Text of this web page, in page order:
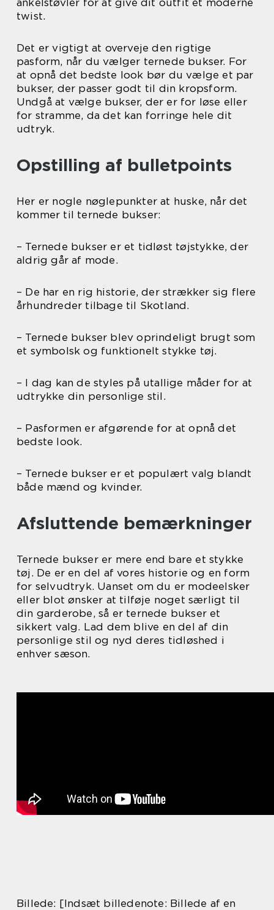
ankelstøvler for at give dit outfit et moderne
twist.
Det er vigtigt at overveje den rigtige
pasform, når du vælger ternede bukser. For
at opnå det bedste look bør du vælge et par
bukser, der passer godt til din kropsform.
Undgå at vælge bukser, der er for løse eller
for stramme, da det kan forringe hele dit
udtryk.
Opstilling af bulletpoints
Her er nogle nøglepunkter at huske, når det
kommer til ternede bukser:
– Ternede bukser er et tidløst tøjstykke, der
aldrig går af mode.
– De har en rig historie, der strækker sig flere
århundreder tilbage til Skotland.
– Ternede bukser blev oprindeligt brugt som
et symbolsk og funktionelt stykke tøj.
– I dag kan de styles på utallige måder for at
udtrykke din personlige stil.
– Pasformen er afgørende for at opnå det
bedste look.
– Ternede bukser er et populært valg blandt
både mænd og kvinder.
Afsluttende bemærkninger
Ternede bukser er mere end bare et stykke
tøj. De er en del af vores historie og en form
for selvudtryk. Uanset om du er modeelsker
eller blot ønsker at tilføje noget særligt til
din garderobe, så er ternede bukser et
sikkert valg. Lad dem blive en del af din
personlige stil og nyd deres tidløshed i
enhver sæson.
Billede: [Indsæt billedenote: Billede af en